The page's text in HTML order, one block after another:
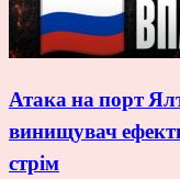
Атака на порт
винищувач
стрім